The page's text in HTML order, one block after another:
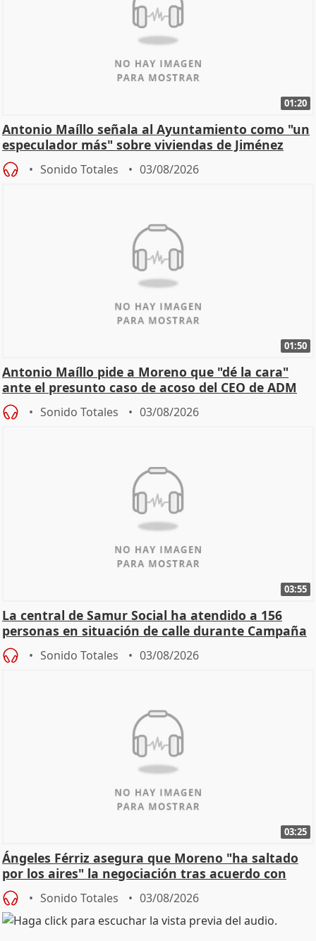
01:20
Antonio Maíllo señala al Ayuntamiento como "un
especulador más" sobre viviendas de Jiménez
Becerril
Sonido Totales 03/08/2026
01:50
Antonio Maíllo pide a Moreno que "dé la cara"
ante el presunto caso de acoso del CEO de ADM
Sonido Totales 03/08/2026
03:55
La central de Samur Social ha atendido a 156
personas en situación de calle durante Campaña
de Calor
Sonido Totales 03/08/2026
03:25
Ángeles Férriz asegura que Moreno "ha saltado
por los aires" la negociación tras acuerdo con
SMA
Sonido Totales 03/08/2026